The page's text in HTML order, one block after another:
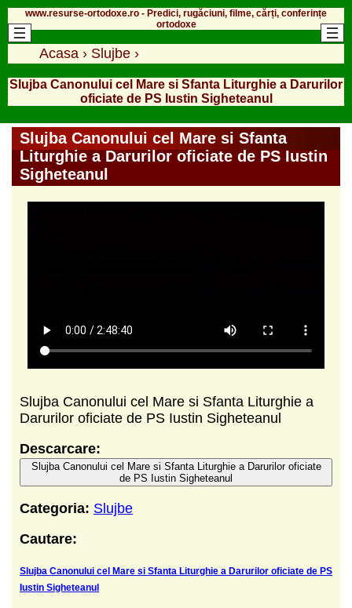
www.resurse-ortodoxe.ro - Predici, rugăciuni, filme, cărți, conferințe
ortodoxe
Acasa › Slujbe ›
Slujba Canonului cel Mare si Sfanta Liturghie a Darurilor
oficiate de PS Iustin Sigheteanul
Slujba Canonului cel Mare si Sfanta
Liturghie a Darurilor oficiate de PS Iustin
Sigheteanul
Slujba Canonului cel Mare si Sfanta Liturghie a
Darurilor oficiate de PS Iustin Sigheteanul
Descarcare:
Slujba Canonului cel Mare si Sfanta Liturghie a Darurilor oficiate
de PS Iustin Sigheteanul
Categoria: Slujbe
Cautare:
Slujba Canonului cel Mare si Sfanta Liturghie a Darurilor oficiate de PS
Iustin Sigheteanul